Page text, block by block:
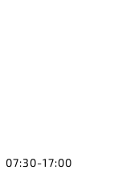
07:30-17:00